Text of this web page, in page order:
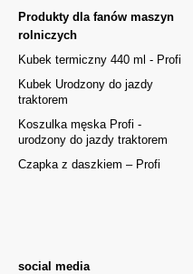
Produkty dla fanów maszyn
rolniczych
Kubek termiczny 440 ml - Profi
Kubek Urodzony do jazdy
traktorem
Koszulka męska Profi -
urodzony do jazdy traktorem
Czapka z daszkiem – Profi
social media